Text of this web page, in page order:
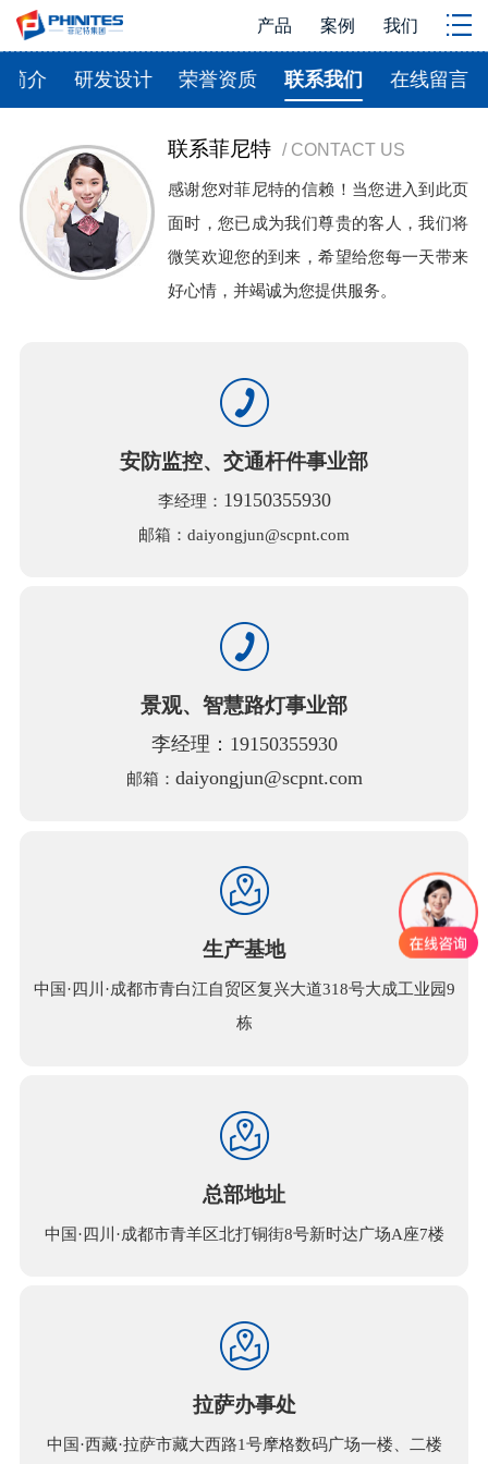
产品 案例 我们
简介 研发设计 荣誉资质 联系我们 在线留言
联系菲尼特 / CONTACT US
感谢您对菲尼特的信赖！当您进入到此页
面时，您已成为我们尊贵的客人，我们将
微笑欢迎您的到来，希望给您每一天带来
好心情，并竭诚为您提供服务。
安防监控、交通杆件事业部
李经理： 19150355930
邮箱：daiyongjun@scpnt.com
景观、智慧路灯事业部
李经理：19150355930
邮箱： daiyongjun@scpnt.com
生产基地
中国·四川·成都市青白江自贸区复兴大道318号大成工业园9
栋
总部地址
中国·四川·成都市青羊区北打铜街8号新时达广场A座7楼
拉萨办事处
中国·西藏·拉萨市藏大西路1号摩格数码广场一楼、二楼